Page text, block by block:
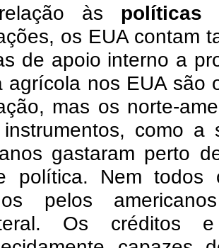
às políticas
os EUA contam
de apoio interno a
agrícola nos EUA são
mas os norte-
instrumentos, como
gastaram perto
política. Nem todos
pelos
Os créditos